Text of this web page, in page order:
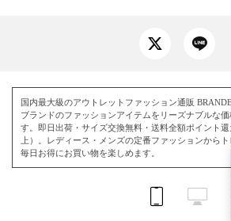
国内最大級のアウトレットファッション通販
ブランドのファッションアイテムをリーズナブルな
す。即日出荷・サイズ交換無料・送料全額ポイント
上）。レディース・メンズの定番ファッションから
毎日お得にお買い物を楽しめます。